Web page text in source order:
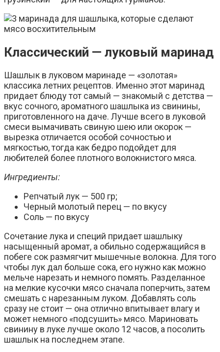
Классический — луковый маринад
Шашлык в луковом маринаде — «золотая»
классика летних рецептов. Именно этот маринад
придает блюду тот самый — знакомый с детства —
вкус сочного, ароматного шашлыка из свинины,
приготовленного на даче. Лучше всего в луковой
смеси вымачивать свиную шею или окорок —
вырезка отличается особой сочностью и
мягкостью, тогда как бедро подойдет для
любителей более плотного волокнистого мяса.
Ингредиенты:
Репчатый лук — 500 гр;
Черный молотый перец — по вкусу
Соль — по вкусу
Сочетание лука и специй придает шашлыку
насыщенный аромат, а обильно содержащийся в
побеге сок размягчит мышечные волокна. Для того
чтобы лук дал больше сока, его нужно как можно
мельче нарезать и немного помять. Разделанное
на мелкие кусочки мясо сначала поперчить, затем
смешать с нарезанным луком. Добавлять соль
сразу не стоит — она отлично впитывает влагу и
может немного «подсушить» мясо. Мариновать
свинину в луке лучше около 12 часов, а посолить
шашлык на последнем этапе.